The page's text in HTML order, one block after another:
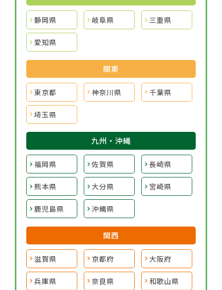
静岡県 岐阜県 三重県
愛知県
関東
東京都 神奈川県 千葉県
埼玉県
九州・沖縄
福岡県 佐賀県 長崎県
熊本県 大分県 宮崎県
鹿児島県 沖縄県
関西
滋賀県 京都府 大阪府
兵庫県 奈良県 和歌山県